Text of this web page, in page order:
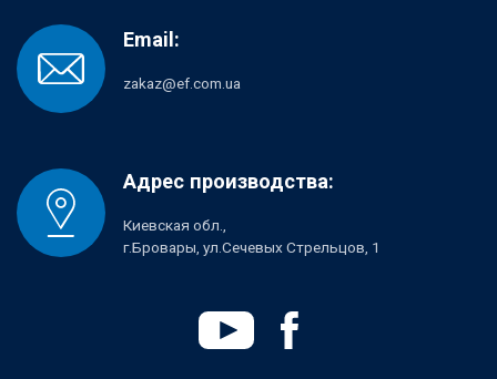
Email:
zakaz@ef.com.ua
Адрес производства:
Киевская обл.,
г.Бровары, ул.Сечевых Стрельцов, 1